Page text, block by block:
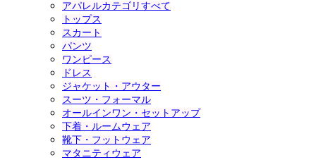
アパレルカテゴリすべて
トップス
スカート
パンツ
ワンピース
ドレス
ジャケット・アウター
スーツ・フォーマル
オールインワン・セットアップ
下着・ルームウェア
靴下・フットウェア
マタニティウェア